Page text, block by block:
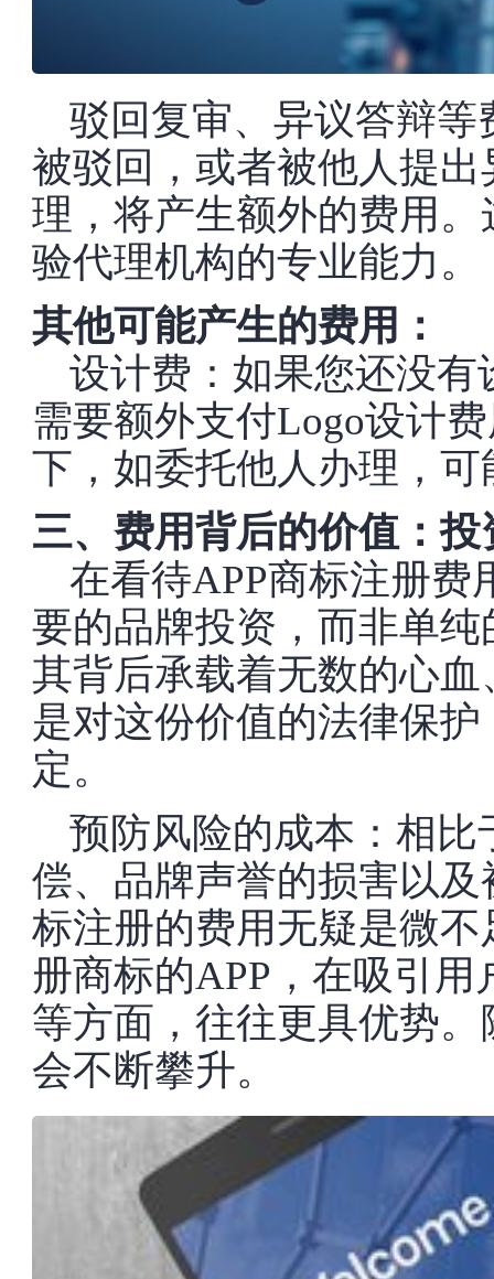
驳回复审、异议答辩
被驳回，或者被他人提
理，将产生额外的费用
验代理机构的专业能力。
其他可能产生的费用：
设计费：如果您还没有
需要额外支付Logo设计
下，如委托他人办理，
三、费用背后的价值：
在看待APP商标注册费
要的品牌投资，而非单
其背后承载着无数的心
是对这份价值的法律保
定。
预防风险的成本：相
偿、品牌声誉的损害以
标注册的费用无疑是微
册商标的APP，在吸引
等方面，往往更具优势
会不断攀升。